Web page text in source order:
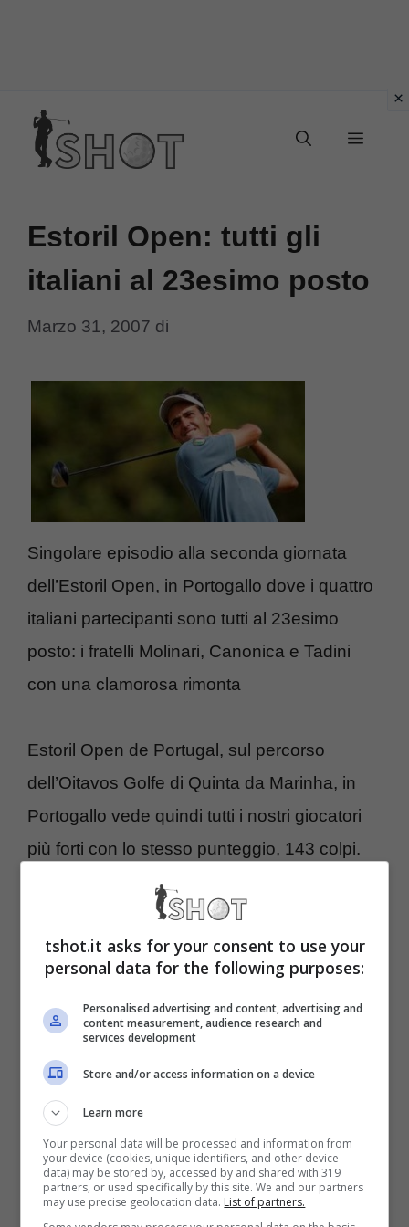
contenuto
Menu
Estoril Open: tutti gli
italiani al 23esimo posto
Marzo 31, 2007 di
Singolare episodio alla seconda giornata
dell’Estoril Open, in Portogallo dove i quattro
italiani partecipanti sono tutti al 23esimo
posto: i fratelli Molinari, Canonica e Tadini
con una clamorosa rimonta
Estoril Open de Portugal, sul percorso
dell’Oitavos Golfe di Quinta da Marinha, in
Portogallo vede quindi tutti i nostri giocatori
più forti con lo stesso punteggio, 143 colpi.
Francesco Molinari
un’ultima giornata con 2 bogey e 2 birdie; il
fratelloEdoardo Molinari(72 71) con 3 bogey
e 3 birdie,Emanuele Canonicaha
completato le buche con 73 e 70 colpi con 4
birdie e 3 bogey mentre
dopo un disastroso giro in 77 è stato
protagonista di un ottimo secondo giro in 66
che lo ha sbalzato dalla 115esima posizione
appunto alla 23esima. Guida con 136 colpi
(68 68) l’inglese Ross McGowan, con due
tshot.it asks for your consent to use your
personal data for the following purposes:
Personalised advertising and content, advertising and
content measurement, audience research and
services development
Store and/or access information on a device
Learn more
Your personal data will be processed and information from
your device (cookies, unique identifiers, and other device
data) may be stored by, accessed by and shared with 319
partners, or used specifically by this site. We and our partners
may use precise geolocation data. List of partners.